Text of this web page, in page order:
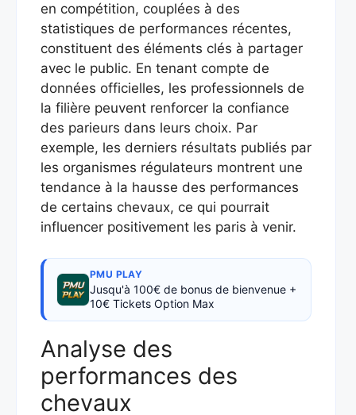
en compétition, couplées à des
statistiques de performances récentes,
constituent des éléments clés à partager
avec le public. En tenant compte de
données officielles, les professionnels de
la filière peuvent renforcer la confiance
des parieurs dans leurs choix. Par
exemple, les derniers résultats publiés par
les organismes régulateurs montrent une
tendance à la hausse des performances
de certains chevaux, ce qui pourrait
influencer positivement les paris à venir.
PMU PLAY
Jusqu'à 100€ de bonus de bienvenue +
10€ Tickets Option Max
Analyse des
performances des
chevaux